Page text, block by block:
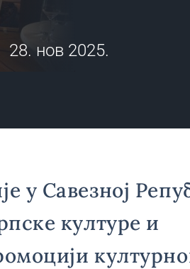
28. нов 2025.
у Савезној
културе и